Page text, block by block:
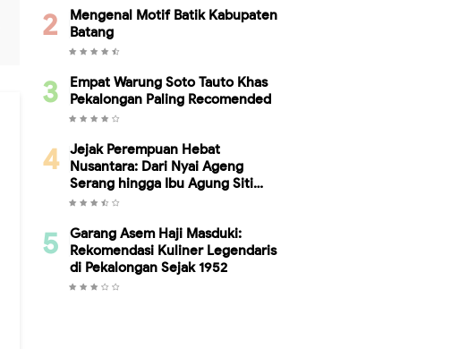
Mengenal Motif Batik Kabupaten
Batang
Empat Warung Soto Tauto Khas
Pekalongan Paling Recomended
Jejak Perempuan Hebat
Nusantara: Dari Nyai Ageng
Serang hingga Ibu Agung Siti
Ambariyah, Bukti Kesetaraan
Garang Asem Haji Masduki:
Rekomendasi Kuliner Legendaris
di Pekalongan Sejak 1952